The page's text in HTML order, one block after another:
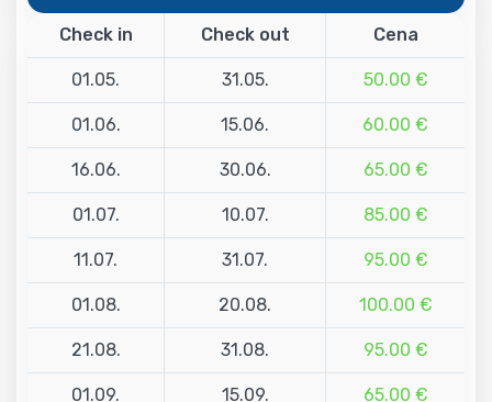
Check in Check out Cena
01.05. 31.05. 50.00 €
01.06. 15.06. 60.00 €
16.06. 30.06. 65.00 €
01.07. 10.07. 85.00 €
11.07. 31.07. 95.00 €
01.08. 20.08. 100.00 €
21.08. 31.08. 95.00 €
01.09. 15.09. 65.00 €